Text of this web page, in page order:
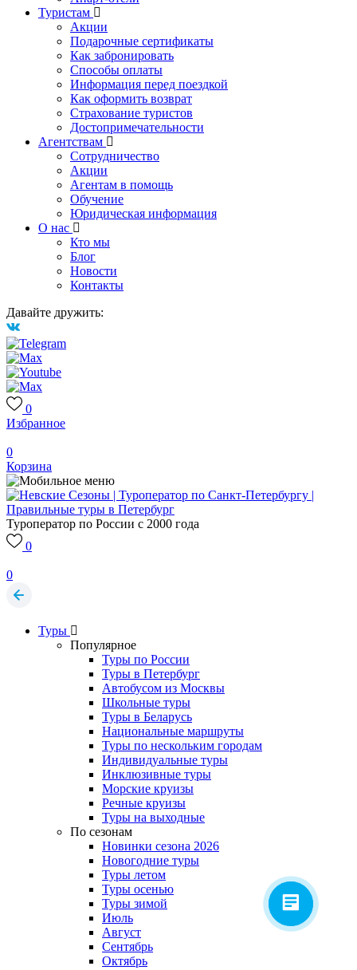
Туристам
Акции
Подарочные сертификаты
Как забронировать
Способы оплаты
Информация перед поездкой
Как оформить возврат
Страхование туристов
Достопримечательности
Агентствам
Сотрудничество
Акции
Агентам в помощь
Обучение
Юридическая информация
О нас
Кто мы
Блог
Новости
Контакты
Давайте дружить:
0
Избранное
0
Корзина
Туроператор по России с 2000 года
0
0
Туры
Популярное
Туры по России
Туры в Петербург
Автобусом из Москвы
Школьные туры
Туры в Беларусь
Национальные маршруты
Туры по нескольким городам
Индивидуальные туры
Инклюзивные туры
Морские круизы
Речные круизы
Туры на выходные
По сезонам
Новинки сезона 2026
Новогодние туры
Туры летом
Туры осенью
Туры зимой
Июль
Август
Сентябрь
Октябрь